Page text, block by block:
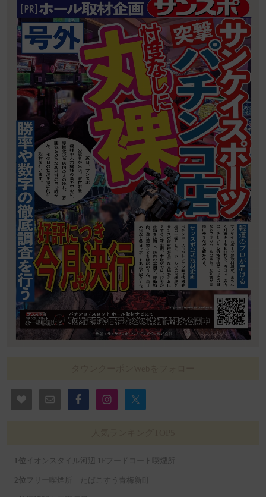
イオンスタイル河辺 1Fフードコート喫煙所
フリー喫煙所 たばこすう青梅新町